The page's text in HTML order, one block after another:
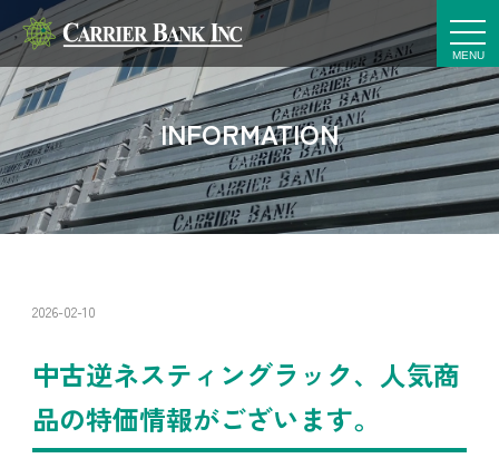
t
o
g
g
e
n
a
v
i
a
INFORMATION
2026-02-10
中古逆ネスティングラック、人気商
品の特価情報がございます。